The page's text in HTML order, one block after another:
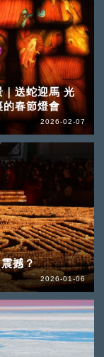
｜送蛇迎馬 光
的春節燈會
2026-02-07
撼？
2026-01-06